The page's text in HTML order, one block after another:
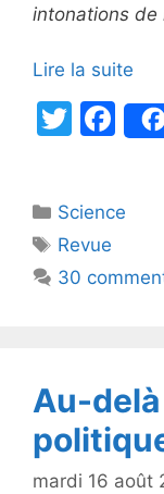
intonations de
Lire la suite
T
er
F
a
e
o
Catégories
Science
Étiquettes
Revue
30
Au-
mardi 16 août